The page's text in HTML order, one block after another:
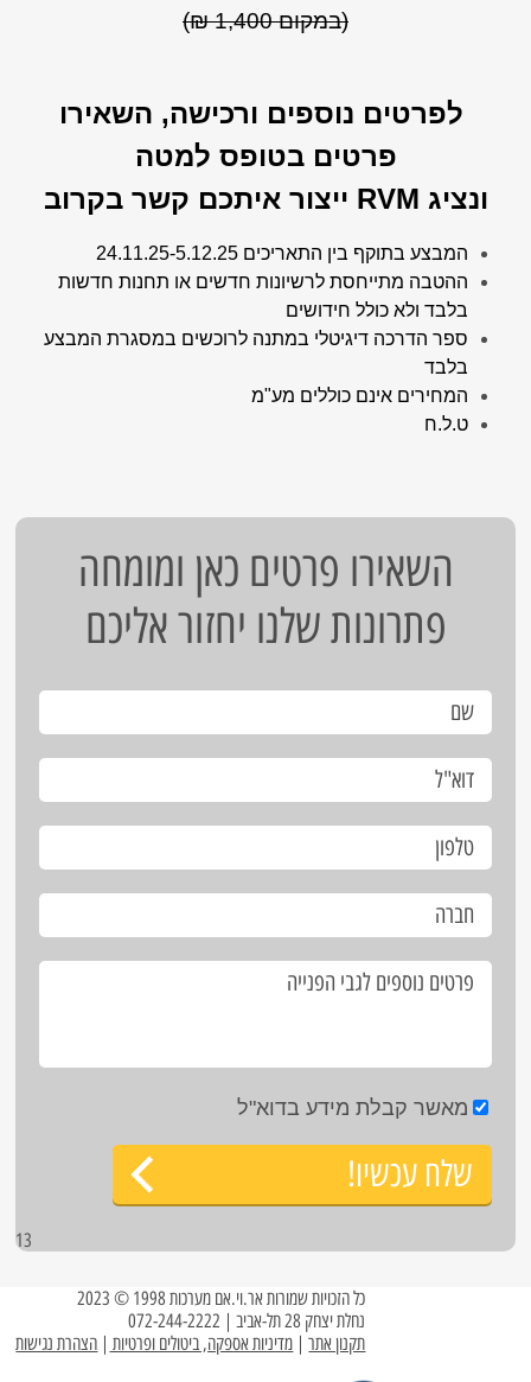
(במקום 1,400 ₪)
לפרטים נוספים ורכישה, השאירו
פרטים בטופס למטה
ונציג RVM ייצור איתכם קשר בקרוב
המבצע בתוקף בין התאריכים 24.11.25-5.12.25
ההטבה מתייחסת לרשיונות חדשים או תחנות חדשות
בלבד ולא כולל חידושים
ספר הדרכה דיגיטלי במתנה לרוכשים במסגרת המבצע
בלבד
המחירים אינם כוללים מע"מ
ט.ל.ח
השאירו פרטים כאן ומומחה
פתרונות שלנו יחזור אליכם
מאשר קבלת מידע בדוא"ל
שלח עכשיו!
13
כל הזכויות שמורות אר.וי.אם מערכות 1998 © 2023
נחלת יצחק 28 תל-אביב | 072-244-2222
תקנון אתר| מדיניות אספקה, ביטולים ופרטיות | הצהרת נגישות